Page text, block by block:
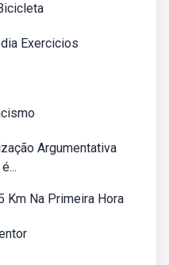
Exercicios
Argumentativa
Km Na Primeira Hora